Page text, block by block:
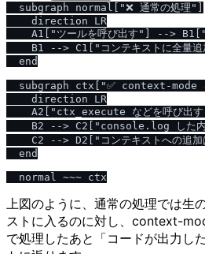
  subgraph normal["❌ 通常の処理"]
    direction LR
A1["ツールを呼び出す"] -->
B1 --> C1["コンテキストに全量追
  end
subgraph ctx["✅ context-mode
    direction LR
A2["ctx_execute などを呼び出
B2 --> C2["console.log した内
C2 --> D2["コンテキストへの追加
  end
上図のように、通常の処理では生
ストに入るのに対し、context-
で処理したあと「コードが出力し